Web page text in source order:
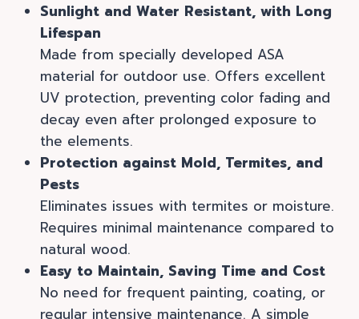
Sunlight and Water Resistant, with Long
Lifespan
Made from specially developed ASA
material for outdoor use. Offers excellent
UV protection, preventing color fading and
decay even after prolonged exposure to
the elements.
Protection against Mold, Termites, and
Pests
Eliminates issues with termites or moisture.
Requires minimal maintenance compared to
natural wood.
Easy to Maintain, Saving Time and Cost
No need for frequent painting, coating, or
regular intensive maintenance. A simple